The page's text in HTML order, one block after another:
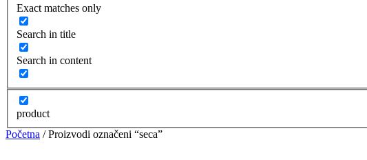
Exact matches only
Search in title
Search in content
product
Početna / Proizvodi označeni “seca”